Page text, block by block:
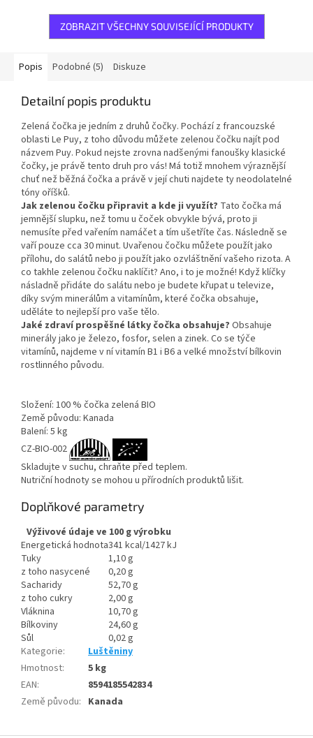
ZOBRAZIT VŠECHNY SOUVISEJÍCÍ PRODUKTY
Popis Podobné (5) Diskuze
Detailní popis produktu
Zelená čočka je jedním z druhů čočky. Pochází z francouzské
oblasti Le Puy, z toho důvodu můžete zelenou čočku najít pod
názvem Puy. Pokud nejste zrovna nadšenými fanoušky klasické
čočky, je právě tento druh pro vás! Má totiž mnohem výraznější
chuť než běžná čočka a právě v její chuti najdete ty neodolatelné
tóny oříšků.
Jak zelenou čočku připravit a kde ji využít? Tato čočka má
jemnější slupku, než tomu u čoček obvykle bývá, proto ji
nemusíte před vařením namáčet a tím ušetříte čas. Následně se
vaří pouze cca 30 minut. Uvařenou čočku můžete použít jako
přílohu, do salátů nebo ji použít jako ozvláštnění vašeho rizota. A
co takhle zelenou čočku naklíčit? Ano, i to je možné! Když klíčky
násladně přidáte do salátu nebo je budete křupat u televize,
díky svým minerálům a vitamínům, které čočka obsahuje,
uděláte to nejlepší pro vaše tělo.
Jaké zdraví prospěšné látky čočka obsahuje? Obsahuje
minerály jako je železo, fosfor, selen a zinek. Co se týče
vitamínů, najdeme v ní vitamín B1 i B6 a velké množství bílkovin
rostlinného původu.
Složení: 100 % čočka zelená BIO
Země původu: Kanada
Balení: 5 kg
CZ-BIO-002
Skladujte v suchu, chraňte před teplem.
Nutriční hodnoty se mohou u přírodních produktů lišit.
Doplňkové parametry
Výživové údaje ve 100 g výrobku
Energetická hodnota341 kcal/1427 kJ
Tuky
1,10 g
z toho nasycené
0,20 g
Sacharidy
52,70 g
z toho cukry
2,00 g
Vláknina
10,70 g
Bílkoviny
24,60 g
Sůl
0,02 g
Kategorie:
Luštěniny
Hmotnost:
5 kg
EAN:
8594185542834
Země původu: Kanada